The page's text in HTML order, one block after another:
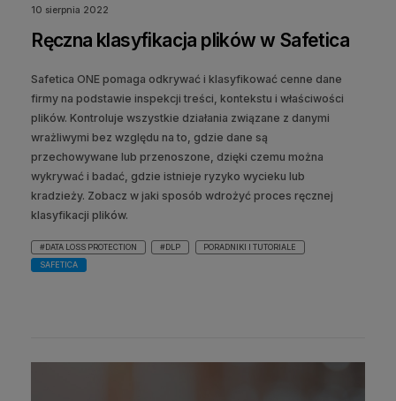
10 sierpnia 2022
Ręczna klasyfikacja plików w Safetica
Safetica ONE pomaga odkrywać i klasyfikować cenne dane
firmy na podstawie inspekcji treści, kontekstu i właściwości
plików. Kontroluje wszystkie działania związane z danymi
wrażliwymi bez względu na to, gdzie dane są
przechowywane lub przenoszone, dzięki czemu można
wykrywać i badać, gdzie istnieje ryzyko wycieku lub
kradzieży. Zobacz w jaki sposób wdrożyć proces ręcznej
klasyfikacji plików.
#DATA LOSS PROTECTION #DLP
PORADNIKI I TUTORIALE
SAFETICA